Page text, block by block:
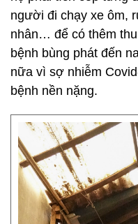
người đi chạy xe ôm,
nhân… để có thêm
bệnh bùng phát đến
nữa vì sợ nhiễm
bệnh nền nặng.